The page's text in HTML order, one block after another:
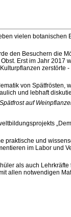
vielen
den Besuchern die
Erst im Jahr
zerstörte
von
und lebhaft
auf
und
im Labor und
als auch
allen notwendigen